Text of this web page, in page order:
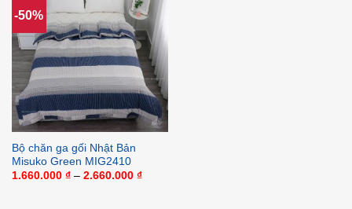
-50%
Bộ chăn ga gối Nhật Bản
Misuko Green MIG2410
1.660.000 ₫ – 2.660.000 ₫Khoảng